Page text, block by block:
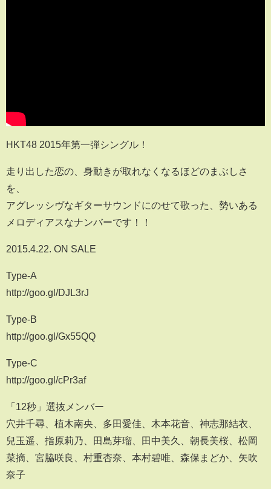
HKT48 2015年第一弾シングル！
走り出した恋の、身動きが取れなくなるほどのまぶしさ
を、
アグレッシヴなギターサウンドにのせて歌った、勢いある
メロディアスなナンバーです！！
2015.4.22. ON SALE
Type-A
http://goo.gl/DJL3rJ
Type-B
http://goo.gl/Gx55QQ
Type-C
http://goo.gl/cPr3af
「12秒」選抜メンバー
穴井千尋、植木南央、多田愛佳、木本花音、神志那結衣、
兒玉遥、指原莉乃、田島芽瑠、田中美久、朝長美桜、松岡
菜摘、宮脇咲良、村重杏奈、本村碧唯、森保まどか、矢吹
奈子